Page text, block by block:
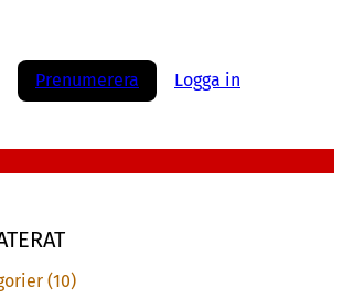
Prenumerera Logga in
(10)